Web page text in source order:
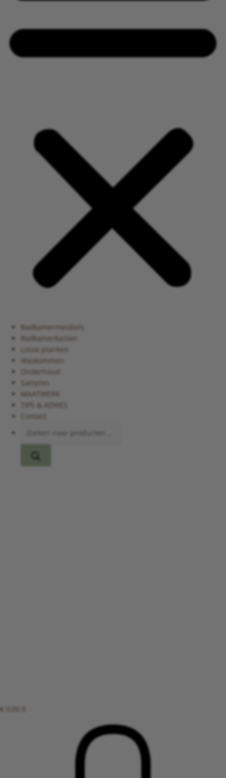
Badkamermeubels
Badkamerkasten
Losse planken
Waskommen
Onderhoud
Samples
MAATWERK
TIPS & ADVIES
Contact
€ 0,00